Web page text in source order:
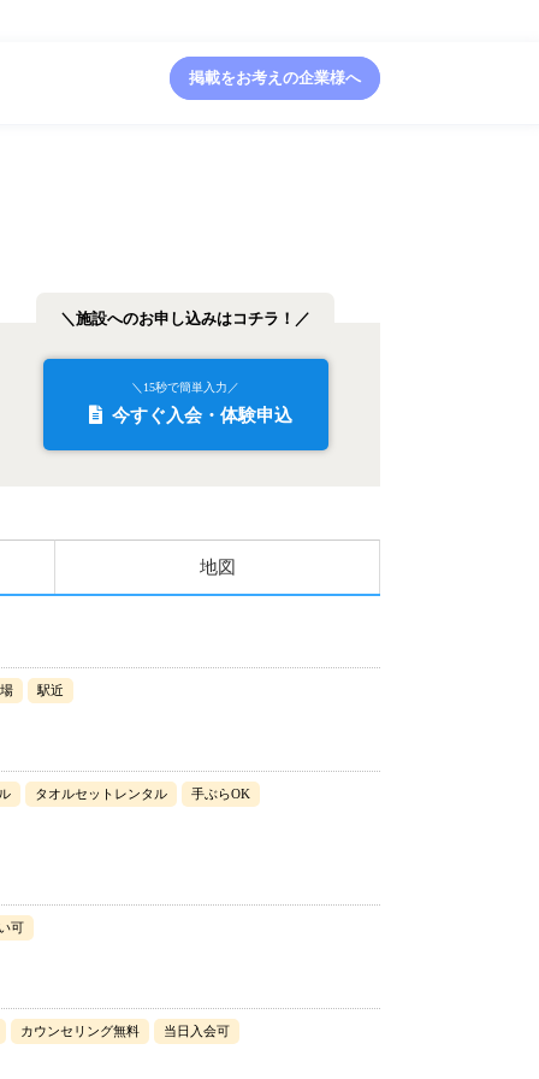
掲載をお考えの企業様へ
＼施設へのお申し込みはコチラ！／
＼15秒で簡単入力／
今すぐ入会・体験申込
地図
駅近
タオルセットレンタル 手ぶらOK
可
カウンセリング無料 当日入会可